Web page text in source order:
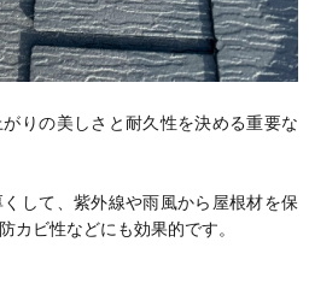
りの美しさと耐久性を決める重要な
して、紫外線や雨風から屋根材を保
カビ性などにも効果的です。